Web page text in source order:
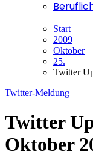
Start
2009
Oktober
25.
Twitter
Twitter-Meldung
Twitter
Oktober